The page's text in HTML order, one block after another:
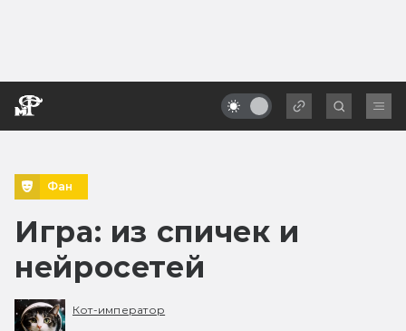
Фан
Игра: из спичек и
нейросетей
Кот-император